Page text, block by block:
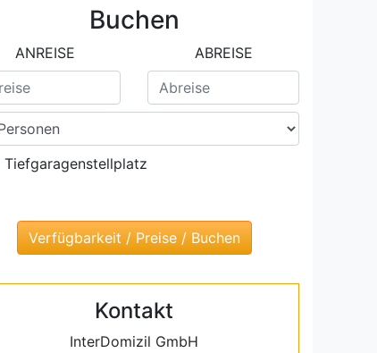
Ref: 55933Buchen
ANREISE ABREISE
Tiefgaragenstellplatz
Kontakt
InterDomizil GmbH